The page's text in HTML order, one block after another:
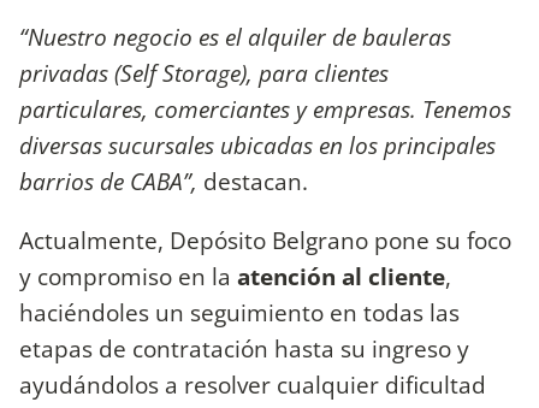
“Nuestro negocio es el alquiler de bauleras
privadas (Self Storage), para clientes
particulares, comerciantes y empresas. Tenemos
diversas sucursales ubicadas en los principales
barrios de CABA”, destacan.
Actualmente, Depósito Belgrano pone su foco
y compromiso en la atención al cliente,
haciéndoles un seguimiento en todas las
etapas de contratación hasta su ingreso y
ayudándolos a resolver cualquier dificultad